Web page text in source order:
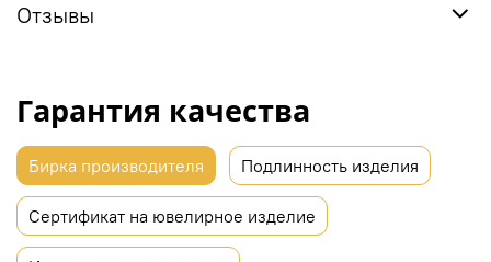
Отзывы
Гарантия качества
Бирка производителя Подлинность изделия
Сертификат на ювелирное изделие